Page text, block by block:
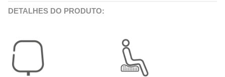
DETALHES DO PRODUTO: